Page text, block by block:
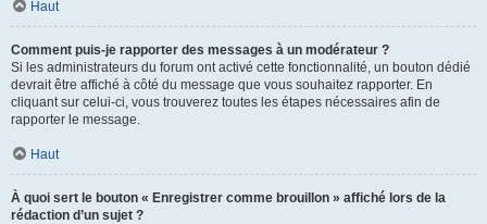
Haut
Comment puis-je rapporter des messages à un modérateur ?
Si les administrateurs du forum ont activé cette fonctionnalité, un bouton dédié
devrait être affiché à côté du message que vous souhaitez rapporter. En
cliquant sur celui-ci, vous trouverez toutes les étapes nécessaires afin de
rapporter le message.
Haut
À quoi sert le bouton « Enregistrer comme brouillon » affiché lors de la
rédaction d’un sujet ?